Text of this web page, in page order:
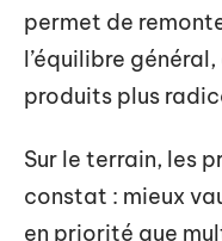
permet de
l’équilibre
produits plus
Sur le terrain, les
constat : mieux
en priorité que